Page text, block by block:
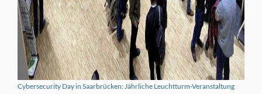
Cybersecurity Day in Saarbrücken: Jährliche Leuchtturm-Veranstaltung